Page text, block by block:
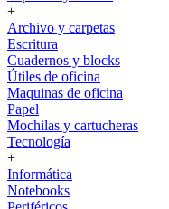
+
Archivo y carpetas
Escritura
Cuadernos y blocks
Útiles de oficina
Maquinas de oficina
Papel
Mochilas y cartucheras
Tecnología
+
Informática
Notebooks